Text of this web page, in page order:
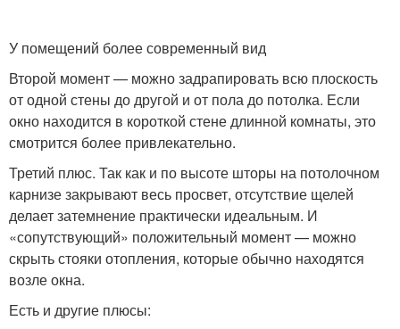
У помещений более современный вид
Второй момент — можно задрапировать всю плоскость
от одной стены до другой и от пола до потолка. Если
окно находится в короткой стене длинной комнаты, это
смотрится более привлекательно.
Третий плюс. Так как и по высоте шторы на потолочном
карнизе закрывают весь просвет, отсутствие щелей
делает затемнение практически идеальным. И
«сопутствующий» положительный момент — можно
скрыть стояки отопления, которые обычно находятся
возле окна.
Есть и другие плюсы: